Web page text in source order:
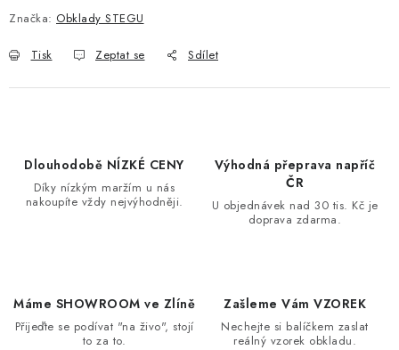
Značka: Obklady STEGU
Tisk Zeptat se Sdílet
Dlouhodobě NÍZKÉ CENY
Díky nízkým maržím u nás
nakoupíte vždy nejvýhodněji.
Výhodná přeprava napříč
ČR
U objednávek nad 30 tis. Kč je
doprava zdarma.
Máme SHOWROOM ve Zlíně
Přijeďte se podívat "na živo", stojí
to za to.
Zašleme Vám VZOREK
Nechejte si balíčkem zaslat
reálný vzorek obkladu.